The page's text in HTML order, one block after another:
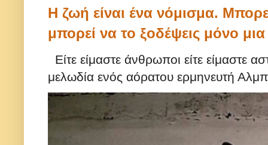
Η ζωή είναι ένα νόμισμα.
μπορεί να το ξοδέψεις μόνο
Είτε είμαστε άνθρωποι είτε είμαστε
μελωδία ενός αόρατου ερμηνευτή